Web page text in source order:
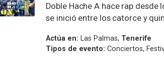
Doble Hache A hace rap desde
se inició entre los catorce y
Actúa en: Las Palmas, Tenerife
Tipos de evento: Conciertos,